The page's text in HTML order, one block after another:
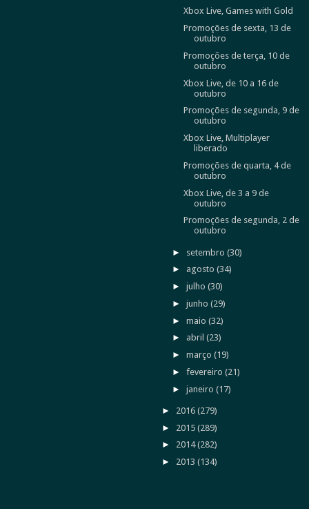
Xbox Live, Games with Gold
Promoções de sexta, 13 de
outubro
Promoções de terça, 10 de
outubro
Xbox Live, de 10 a 16 de
outubro
Promoções de segunda, 9 de
outubro
Xbox Live, Multiplayer
liberado
Promoções de quarta, 4 de
outubro
Xbox Live, de 3 a 9 de
outubro
Promoções de segunda, 2 de
outubro
► setembro(30)
► agosto(34)
►julho(30)
►junho(29)
►maio(32)
► abril(23)
►março(19)
►fevereiro(21)
►janeiro(17)
► 2016 (279)
► 2015 (289)
► 2014(282)
► 2013 (134)